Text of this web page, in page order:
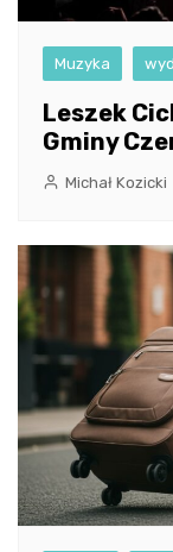
Muzyka
Leszek
Gminy
Michał Kozicki